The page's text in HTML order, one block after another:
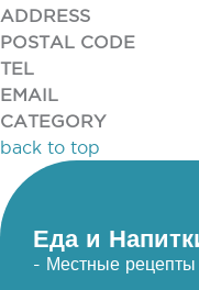
ADDRESS
POSTAL CODE
TEL
EMAIL
CATEGORY
back to top
Еда и
- Местные рецепты